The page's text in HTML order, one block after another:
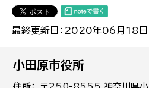
最終更新日：2020年06月18日
小田原市役所